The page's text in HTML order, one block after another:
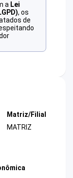
a Lei
, os
de
Matriz/Filial
MATRIZ